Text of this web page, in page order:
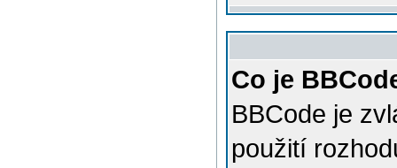
Co je
BBCode je
použití